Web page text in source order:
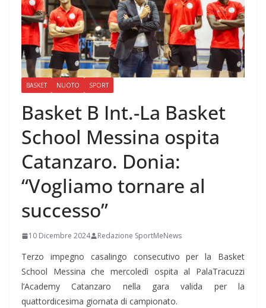
BASKET NUOTO SPORT
Basket B Int.-La Basket
School Messina ospita
Catanzaro. Donia:
“Vogliamo tornare al
successo”
10 Dicembre 2024 Redazione SportMeNews
Terzo impegno casalingo consecutivo per la Basket
School Messina che mercoledì ospita al PalaTracuzzi
l’Academy Catanzaro nella gara valida per la
quattordicesima giornata di campionato.